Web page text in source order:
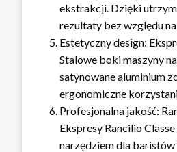
ekstrakcji. Dzięki
rezultaty bez względu
Estetyczny design:
Stalowe boki maszyny
satynowane aluminium
ergonomiczne
Profesjonalna jakość:
Ekspresy Rancilio
narzędziem dla